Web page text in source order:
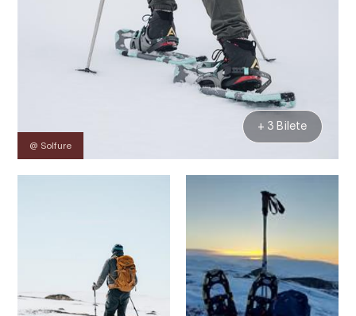
@ Solfure
+ 3 Bilete